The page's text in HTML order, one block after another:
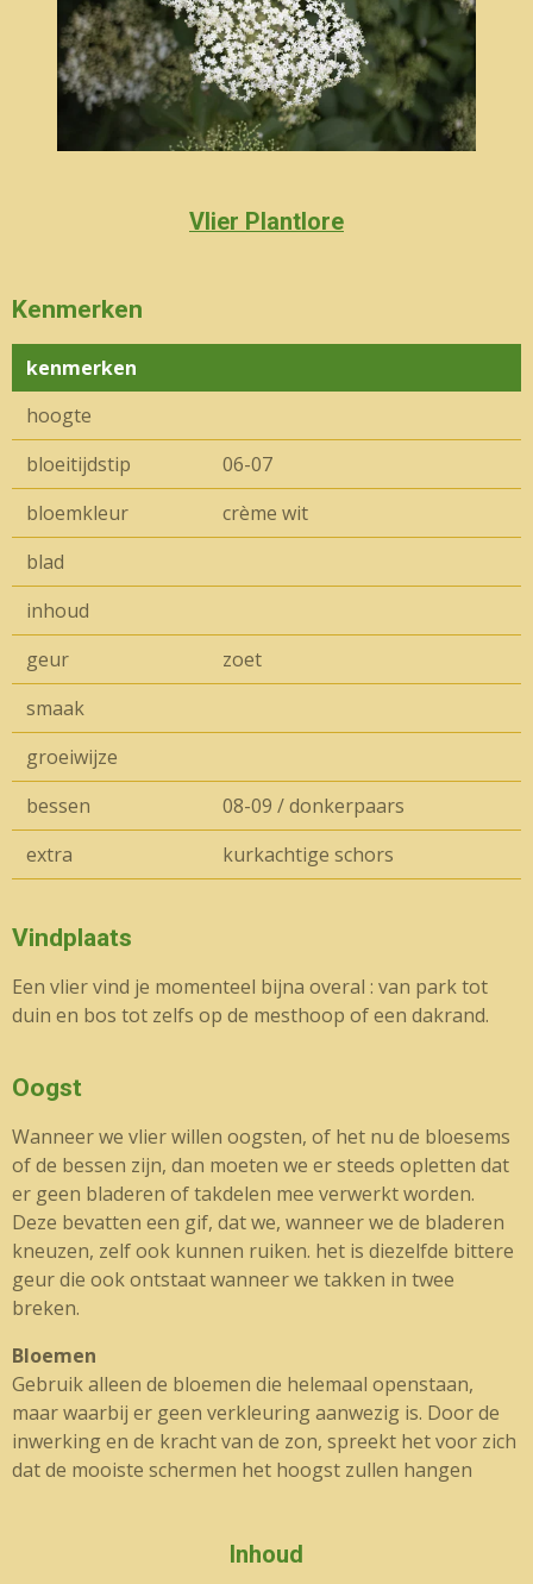
Vlier Plantlore
Kenmerken
kenmerken
hoogte
bloeitijdstip
06-07
bloemkleur
crème wit
blad
inhoud
geur
zoet
smaak
groeiwijze
bessen
08-09 / donkerpaars
extra
kurkachtige schors
Vindplaats
Een vlier vind je momenteel bijna overal : van park tot
duin en bos tot zelfs op de mesthoop of een dakrand.
Oogst
Wanneer we vlier willen oogsten, of het nu de bloesems
of de bessen zijn, dan moeten we er steeds opletten dat
er geen bladeren of takdelen mee verwerkt worden.
Deze bevatten een gif, dat we, wanneer we de bladeren
kneuzen, zelf ook kunnen ruiken. het is diezelfde bittere
geur die ook ontstaat wanneer we takken in twee
breken.
Bloemen
Gebruik alleen de bloemen die helemaal openstaan,
maar waarbij er geen verkleuring aanwezig is. Door de
inwerking en de kracht van de zon, spreekt het voor zich
dat de mooiste schermen het hoogst zullen hangen
Inhoud